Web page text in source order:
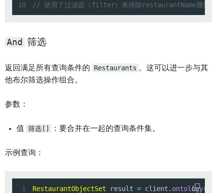
10
// 使用了过滤器（filter）来排除restaurantName属性为
And 筛选
返回满足所有查询条件的 Restaurants 。这可以进一步与其
他布尔筛选操作组合。
参数：
值 筛选[] ：要合并在一起的查询条件集。
示例查询：
1 RestaurantObjectSet result = client . ontology(